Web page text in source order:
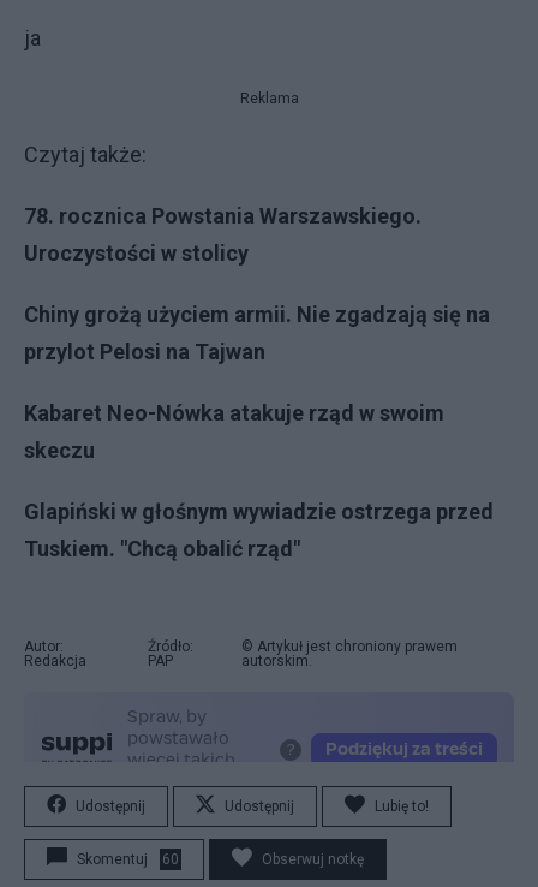
ja
Reklama
Czytaj także:
78. rocznica Powstania Warszawskiego.
Uroczystości w stolicy
Chiny grożą użyciem armii. Nie zgadzają się na
przylot Pelosi na Tajwan
Kabaret Neo-Nówka atakuje rząd w swoim
skeczu
Glapiński w głośnym wywiadzie ostrzega przed
Tuskiem. "Chcą obalić rząd"
Autor:
Redakcja
Źródło:
PAP
© Artykuł jest chroniony prawem
autorskim.
Udostępnij Udostępnij Lubię to!
Skomentuj 60 Obserwuj notkę